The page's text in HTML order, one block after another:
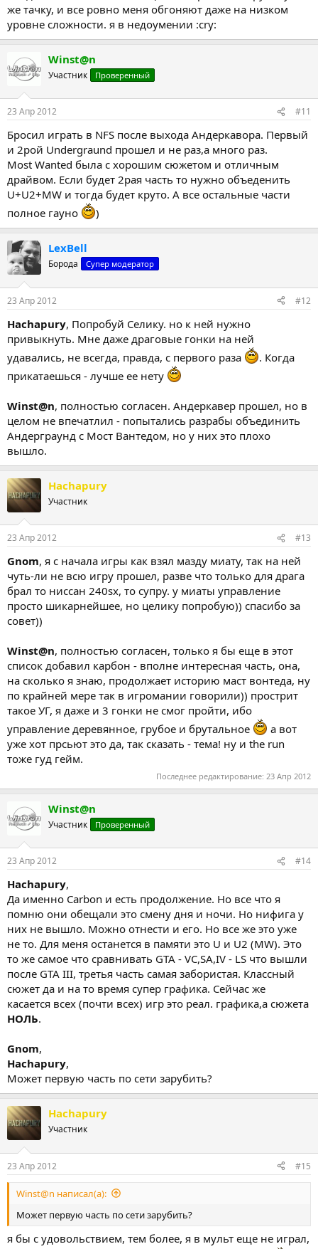
же тачку, и все ровно меня обгоняют даже на низком
уровне сложности. я в недоумении :cry:
Winst@n
Участник Проверенный
23 Апр 2012 #11
Бросил играть в NFS после выхода Андеркавора. Первый
и 2рой Undergraund прошел и не раз,а много раз.
Most Wanted была с хорошим сюжетом и отличным
драйвом. Если будет 2рая часть то нужно объеденить
U+U2+MW и тогда будет круто. А все остальные части
полное гауно
)
LexBell
Борода Супер модератор
23 Апр 2012 #12
Hachapury, Попробуй Селику. но к ней нужно
привыкнуть. Мне даже драговые гонки на ней
удавались, не всегда, правда, с первого раза
. Когда
прикатаешься - лучше ее нету
Winst@n, полностью согласен. Андеркавер прошел, но в
целом не впечатлил - попытались разрабы объединить
Андерграунд с Мост Вантедом, но у них это плохо
вышло.
Hachapury
Участник
23 Апр 2012 #13
Gnom, я с начала игры как взял мазду миату, так на ней
чуть-ли не всю игру прошел, разве что только для драга
брал то ниссан 240sx, то супру. у миаты управление
просто шикарнейшее, но целику попробую)) спасибо за
совет))
Winst@n, полностью согласен, только я бы еще в этот
список добавил карбон - вполне интересная часть, она,
на сколько я знаю, продолжает историю маст вонтеда, ну
по крайней мере так в игромании говорили)) прострит
такое УГ, я даже и 3 гонки не смог пройти, ибо
управление деревянное, грубое и брутальное
а вот
уже хот прсьют это да, так сказать - тема! ну и the run
тоже гуд гейм.
Последнее редактирование: 23 Апр 2012
Winst@n
Участник Проверенный
23 Апр 2012 #14
Hachapury,
Да именно Carbon и есть продолжение. Но все что я
помню они обещали это смену дня и ночи. Но нифига у
них не вышло. Можно отнести и его. Но все же это уже
не то. Для меня останется в памяти это U и U2 (MW). Это
то же самое что сравнивать GTA - VC,SA,IV - LS что вышли
после GTA III, третья часть самая забористая. Классный
сюжет да и на то время супер графика. Сейчас же
касается всех (почти всех) игр это реал. графика,а сюжета
НОЛЬ.
Gnom,
Hachapury,
Может первую часть по сети зарубить?
Hachapury
Участник
23 Апр 2012 #15
Winst@n написал(а):
Может первую часть по сети зарубить?
я бы с удовольствием, тем более, я в мульт еще не играл,